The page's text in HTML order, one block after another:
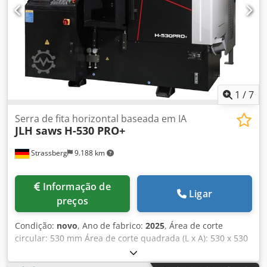
equipamento: 3250 mm. Estado: muito bom, usado
1 /7
Strassberg 9.188 km
Serra de fita horizontal baseada em IA
JLH saws H-530 PRO+
preços
Ligar
Condição: novo, Ano de fabrico: 2025, Área de corte
circular: 530 mm Área de corte quadrada (L x A): 530 x 530
mm Menor tamanho a ser cortado: 20 x 20 mm Faixa de
fixação: 0 - 530 mm Faixa de corte em feixe (Mín. L x A -